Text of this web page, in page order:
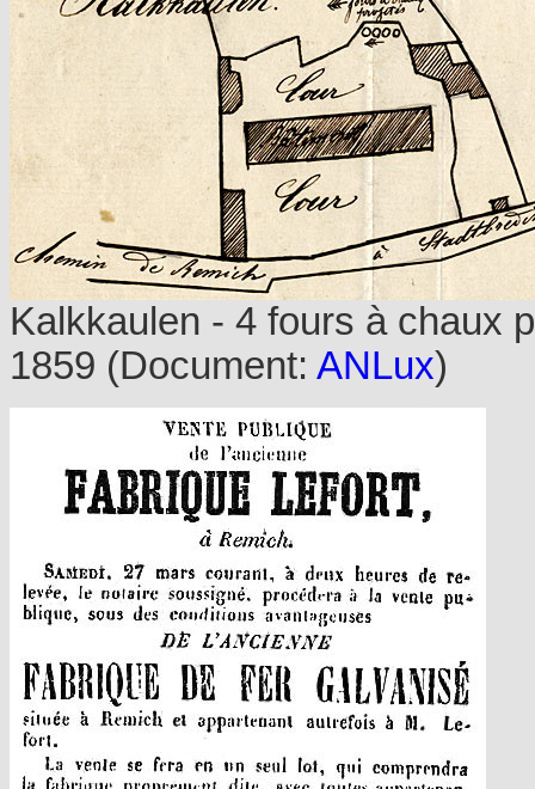
Kalkkaulen - 4 fours à chaux
1859 (Document: ANLux)